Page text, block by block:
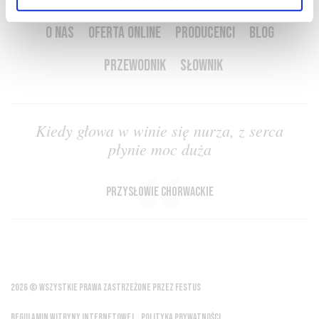
O NAS OFERTA ONLINE PRODUCENCI
BLOG
PRZEWODNIK
SŁOWNIK
Kiedy głowa w winie się nurza, z serca
płynie moc duża
przysłowie chorwackie
2026 © WSZYSTKIE PRAWA ZASTRZEŻONE PRZEZ FESTUS